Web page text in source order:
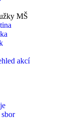
MŠ
akcí